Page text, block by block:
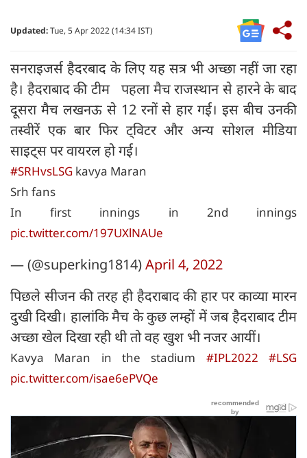
Updated:Tue, 5 Apr 2022 (14:34 IST)
सनराइजर्स हैदरबाद के लिए यह सत्र भी अच्छा नहीं जा रहा
है। हैदराबाद की टीम पहला मैच राजस्थान से हारने के बाद
दूसरा मैच लखनऊ से 12 रनों से हार गई। इस बीच उनकी
तस्वीरें एक बार फिर ट्विटर और अन्य सोशल मीडिया
साइट्स पर वायरल हो गई।
#SRHvsLSG kavya Maran
Srh fans
In first innings in 2nd innings
pic.twitter.com/197UXlNAUe
— (@superking1814)April 4, 2022
पिछले सीजन की तरह ही हैदराबाद की हार पर काव्या मारन
दुखी दिखी। हालांकि मैच के कुछ लम्हों में जब हैदराबाद टीम
अच्छा खेल दिखा रही थी तो वह खुश भी नजर आयीं।
Kavya Maran in the stadium #IPL2022
#LSG
pic.twitter.com/isae6ePVQe